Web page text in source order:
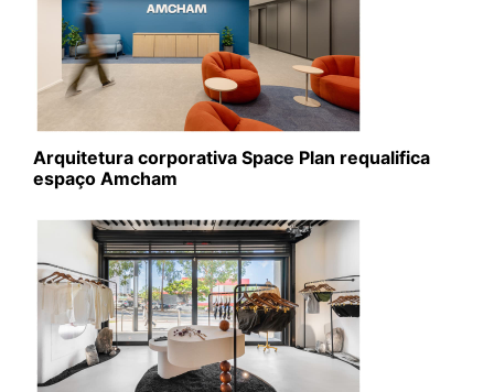
Arquitetura corporativa Space Plan requalifica
espaço Amcham